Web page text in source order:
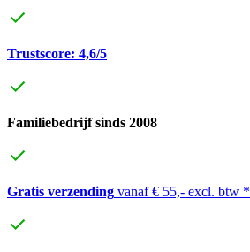
Trustscore: 4,6/5
Familiebedrijf sinds 2008
Gratis verzending vanaf € 55,- excl. btw *